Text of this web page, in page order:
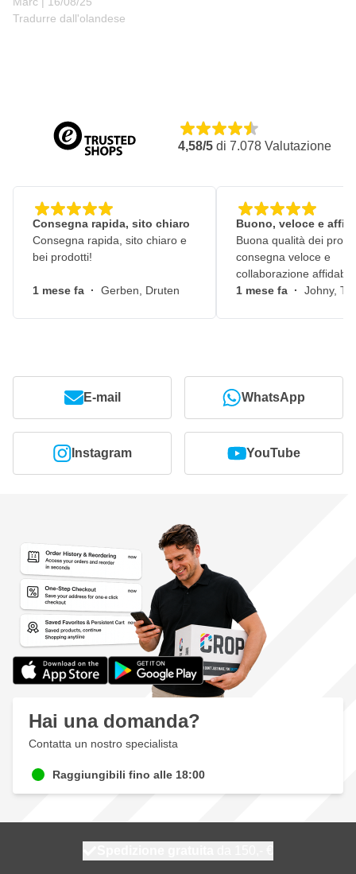
Tradurre dall'olandese
4,58/5 di 7.078 Valutazione
Consegna rapida, sito chiaro
Consegna rapida, sito chiaro e
bei prodotti!
1 mese fa · Gerben, Druten
Buono, veloce e
Buona qualità dei
consegna veloce e
collaborazione
1 mese fa · Johny,
E-mail WhatsApp
Instagram YouTube
Hai una domanda?
Contatta un nostro specialista
Raggiungibili fino alle 18:00